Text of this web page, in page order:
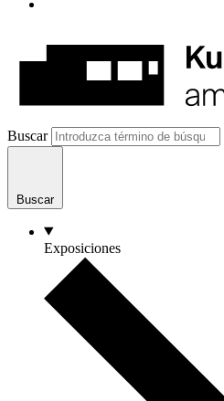
Buscar
Buscar
Exposiciones